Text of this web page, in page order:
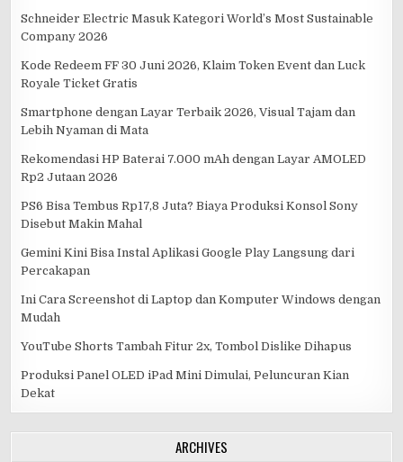
Schneider Electric Masuk Kategori World’s Most Sustainable
Company 2026
Kode Redeem FF 30 Juni 2026, Klaim Token Event dan Luck
Royale Ticket Gratis
Smartphone dengan Layar Terbaik 2026, Visual Tajam dan
Lebih Nyaman di Mata
Rekomendasi HP Baterai 7.000 mAh dengan Layar AMOLED
Rp2 Jutaan 2026
PS6 Bisa Tembus Rp17,8 Juta? Biaya Produksi Konsol Sony
Disebut Makin Mahal
Gemini Kini Bisa Instal Aplikasi Google Play Langsung dari
Percakapan
Ini Cara Screenshot di Laptop dan Komputer Windows dengan
Mudah
YouTube Shorts Tambah Fitur 2x, Tombol Dislike Dihapus
Produksi Panel OLED iPad Mini Dimulai, Peluncuran Kian
Dekat
ARCHIVES